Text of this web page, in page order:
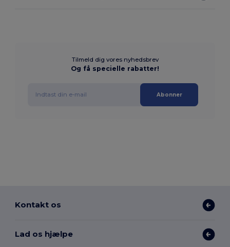
Tilmeld dig vores nyhedsbrev
Og få specielle rabatter!
Abonner
Kontakt os
Lad os hjælpe